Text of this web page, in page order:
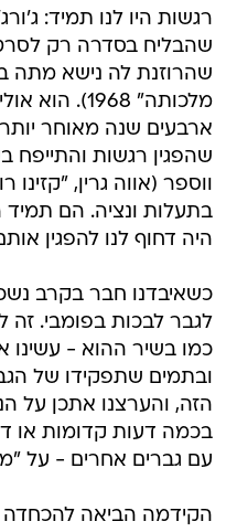
רגשות היו לנו תמיד:
שהבליח בסדרה רק
שהרוזנת לה נישא מתה
מלכותה"
ארבעים שנה מאוחר
שהפגין רגשות והתייפח
בתעלות ונציה. הם
היה דחוף לנו להפגין
כשאיבדנו חבר בקרב
לגבר לבכות בפומבי.
כמו בשיר ההוא -
ובתמים שתפקידו של
הזה, והערצנו אתכן על
בכמה דעות קדומות או
עם גברים אחרים - על
הקידמה הביאה